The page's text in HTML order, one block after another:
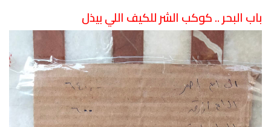
باب البحر .. كوكب الشر للكيف اللي بيذل